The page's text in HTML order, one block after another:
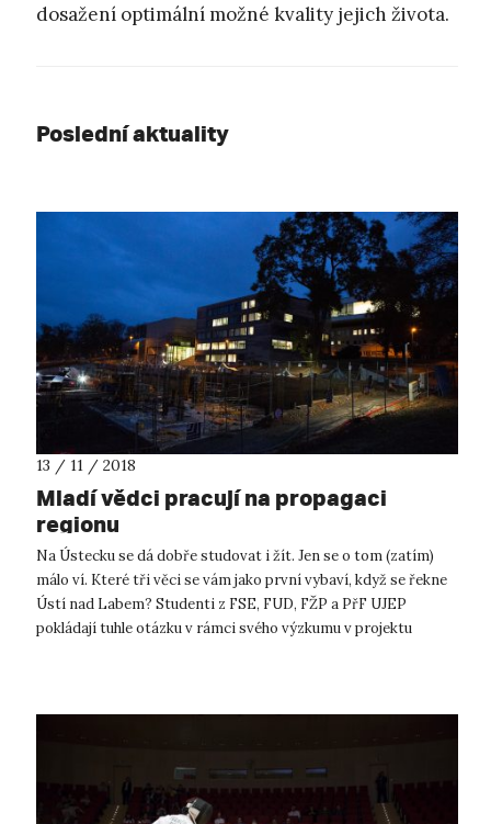
dosažení optimální možné kvality jejich života.
Poslední aktuality
13 / 11 / 2018
Mladí vědci pracují na propagaci
regionu
Na Ústecku se dá dobře studovat i žít. Jen se o tom (zatím)
málo ví. Které tři věci se vám jako první vybaví, když se řekne
Ústí nad Labem? Studenti z FSE, FUD, FŽP a PřF UJEP
pokládají tuhle otázku v rámci svého výzkumu v projektu